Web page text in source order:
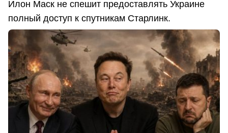
Илон Маск не спешит предоставлять Украине
полный доступ к спутникам Старлинк.